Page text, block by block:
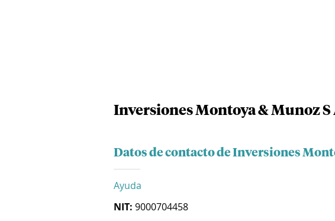
Inversiones Montoya & Munoz S
Datos de contacto de Inversiones
Ayuda
NIT: 9000704458